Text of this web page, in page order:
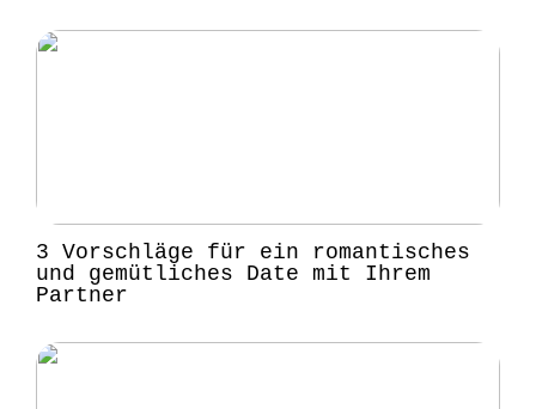
3 Vorschläge für ein romantisches
und gemütliches Date mit Ihrem
Partner